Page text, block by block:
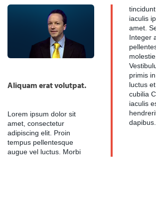
Aliquam erat volutpat.
Lorem ipsum dolor sit
amet, consectetur
adipiscing elit. Proin
tempus pellentesque
augue vel luctus. Morbi
iaculis
amet.
Integer
primis
luctus
cubilia
iaculis
hendrerit, id pulvinar est
dapibus.